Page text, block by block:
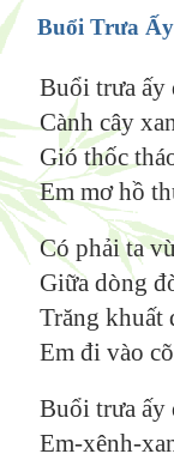
Buổi Trưa Ấy
Buổi trưa ấy
Cành cây
Gió thốc
Em mơ hồ
Có phải ta
Giữa dòng
Trăng khuất
Em đi vào
Buổi trưa ấy
Em-xênh-